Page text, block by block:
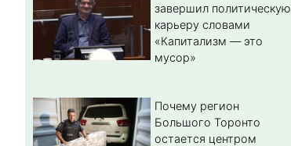
завершил политическую
карьеру словами
«Капитализм — это
мусор»
Почему регион
Большого Торонто
остается центром